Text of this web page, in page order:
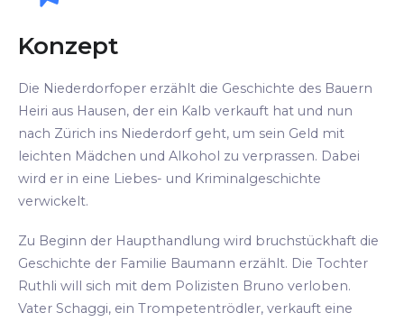
Konzept
Die Niederdorfoper erzählt die Geschichte des Bauern
Heiri aus Hausen, der ein Kalb verkauft hat und nun
nach Zürich ins Niederdorf geht, um sein Geld mit
leichten Mädchen und Alkohol zu verprassen. Dabei
wird er in eine Liebes- und Kriminalgeschichte
verwickelt.
Zu Beginn der Haupthandlung wird bruchstückhaft die
Geschichte der Familie Baumann erzählt. Die Tochter
Ruthli will sich mit dem Polizisten Bruno verloben.
Vater Schaggi, ein Trompetentrödler, verkauft eine